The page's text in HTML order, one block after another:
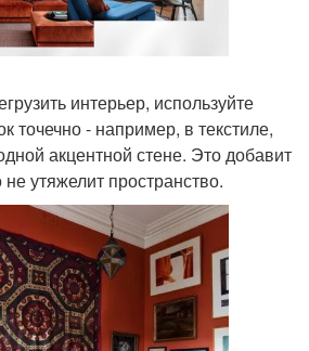
интерьер, используйте
точечно - например, в текстиле,
акцентной стене. Это добавит
утяжелит пространство.